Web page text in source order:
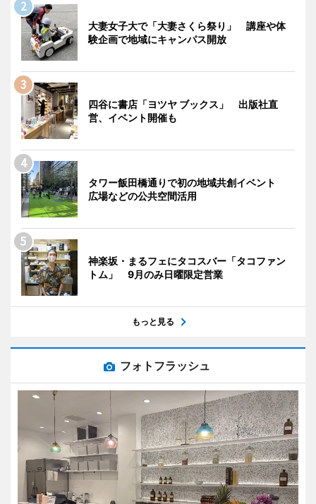
大妻女子大で「大妻さくら祭り」 講座や体
験企画で地域にキャンパス開放
四谷に書店「ヨツヤ ブックス」 出版社直
営、イベント開催も
タワー飯田橋通りで初の地域共創イベント
広場などの公共空間活用
神楽坂・まるフェにタコスバー「タコファン
トム」 9月のみ日曜限定営業
もっと見る
フォトフラッシュ